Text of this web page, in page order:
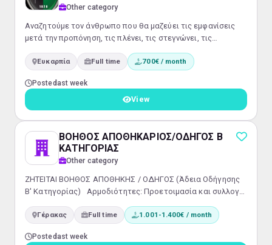
Other category
Αναζητούμε τον άνθρωπο που θα μαζεύει τις εμφανίσεις
μετά την προπόνηση, τις πλένει, τις στεγνώνει, τις
Ευκαρπία Full time 700€ / month
Postedlast week
View
ΒΟΗΘΟΣ ΑΠΟΘΗΚΑΡΙΟΣ/ΟΔΗΓΟΣ Β
ΚΑΤΗΓΟΡΙΑΣ
Other category
ΖΗΤΕΙΤΑΙ ΒΟΗΘΟΣ ΑΠΟΘΗΚΗΣ / ΟΔΗΓΟΣ (Άδεια Οδήγησης
Β' Κατηγορίας) Αρμοδιότητες: Προετοιμασία και συλλογή
εμπορευμάτων.Παραδόσεις παραγγελιών σε πελάτες
μεταφορών.Υποστήριξη των καθημερινών εργασιών της
Γέρακας Full time 1.001-1.400€ / month
Postedlast week